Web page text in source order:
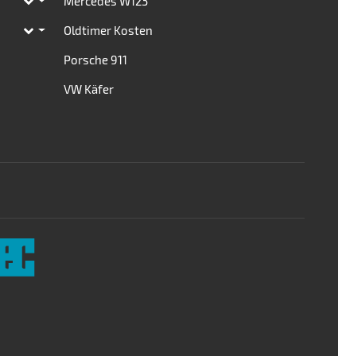
Toggle subpages
Toggle subpages
Oldtimer Kosten
Porsche 911
VW Käfer